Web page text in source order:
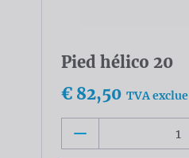
Pied hélico 20
€ 82,50 TVA exclue